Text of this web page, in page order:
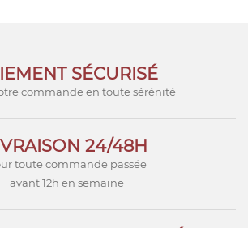
SÉCURISÉ
commande en toute sérénité
24/48H
toute commande passée
avant 12h en semaine